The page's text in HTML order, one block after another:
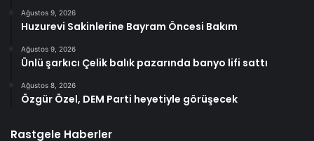
Ağustos 9, 2026
Huzurevi Sakinlerine Bayram Öncesi Bakım
Ağustos 9, 2026
Ünlü şarkıcı Çelik balık pazarında banyo lifi sattı
Ağustos 8, 2026
Özgür Özel, DEM Parti heyetiyle görüşecek
Rastgele Haberler